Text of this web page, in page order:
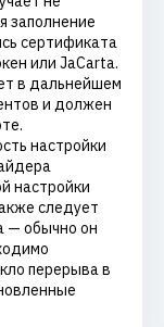
заполнение
сертификата
или JaCarta.
в дальнейшем
и должен
настройки
настройки
следует
— обычно он
перерыва в